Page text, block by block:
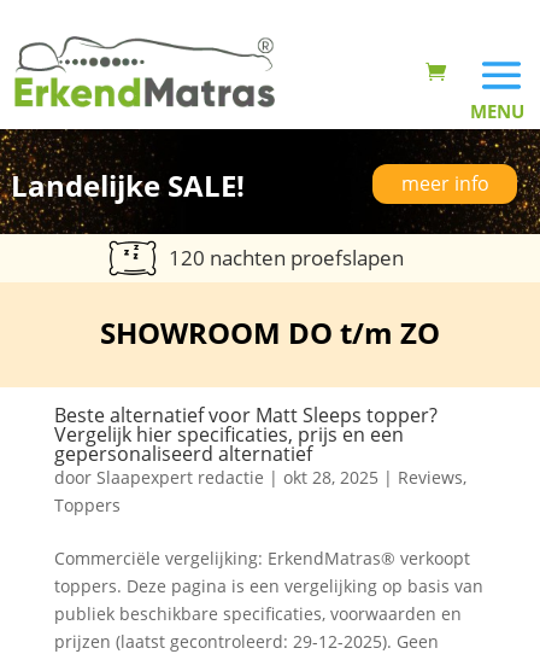
Landelijke SALE! meer info
120 nachten proefslapen
SHOWROOM DO t/m ZO
Beste alternatief voor Matt Sleeps topper?
Vergelijk hier specificaties, prijs en een
gepersonaliseerd alternatief
door Slaapexpert redactie | okt 28, 2025 | Reviews,
Toppers
Commerciële vergelijking: ErkendMatras® verkoopt
toppers. Deze pagina is een vergelijking op basis van
publiek beschikbare specificaties, voorwaarden en
prijzen (laatst gecontroleerd: 29-12-2025). Geen